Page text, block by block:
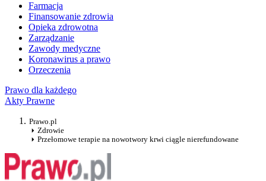
Farmacja
Finansowanie zdrowia
Opieka zdrowotna
Zarządzanie
Zawody medyczne
Koronawirus a prawo
Orzeczenia
Prawo dla każdego
Akty Prawne
Prawo.pl
Zdrowie
Przełomowe terapie na nowotwory krwi ciągle nierefundowane